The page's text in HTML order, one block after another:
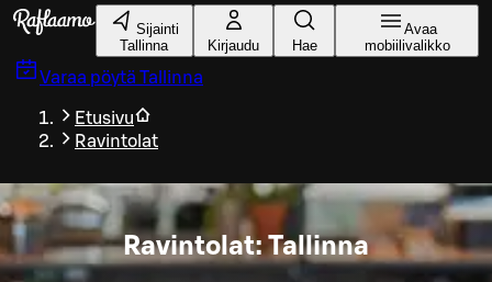
Siirry pääsisältöön
Sijainti
Tallinna
Kirjaudu Hae
Avaa
mobiilivalikko
Varaa pöytä Tallinna
Etusivu
Ravintolat
Ravintolat: Tallinna